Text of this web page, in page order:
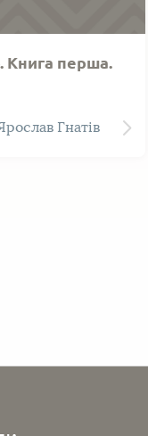
Книга перша.
Гнатів